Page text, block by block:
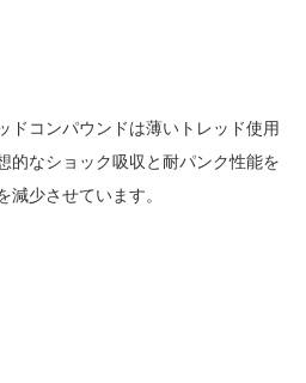
ドコンパウンドは薄いトレッド使用
的なショック吸収と耐パンク性能を
減少させています。